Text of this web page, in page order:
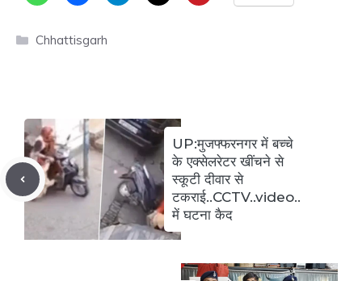
Categories
Chhattisgarh
UP:मुजफ्फरनगर में बच्चे
के एक्सेलरेटर खींचने से
स्कूटी दीवार से
टकराई..CCTV..video..
में घटना कैद